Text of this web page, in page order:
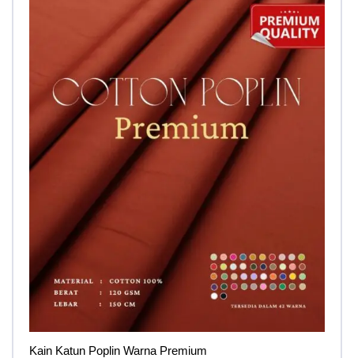
Kain Katun Poplin Warna Premium